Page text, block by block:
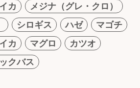
カ
メジナ（グレ・クロ）
シロギス ハゼ
マゴチ
カ マグロ
カツオ
クバス